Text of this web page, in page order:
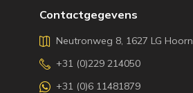
Contactgegevens
Neutronweg 8, 1627 LG Hoorn
+31 (0)229 214050
+31 (0)6 11481879